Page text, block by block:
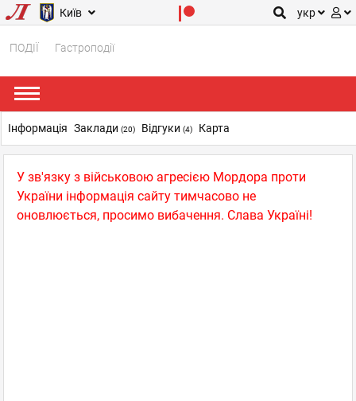
Київ укр
ПОДІЇ Гастроподії
У зв'язку з військовою агресією Мордора проти
України інформація сайту тимчасово не
оновлюється, просимо вибачення. Слава Україні!
Інформація Заклади (20) Відгуки (4) Карта